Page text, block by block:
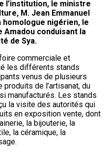
commerciale et
les différents stands
venus de plusieurs
de l’artisanat, du
la visite des autorités qui
en exposition vente, dont
la bijouterie, la
la céramique, la